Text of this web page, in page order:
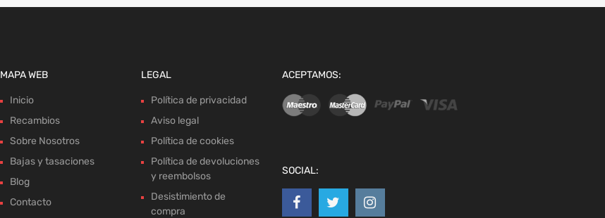
MAPA WEB
Inicio
Recambios
Sobre Nosotros
Bajas y tasaciones
Blog
Contacto
LEGAL
Política de privacidad
Aviso legal
Política de cookies
Política de devoluciones
y reembolsos
Desistimiento de
compra
ACEPTAMOS:
SOCIAL: